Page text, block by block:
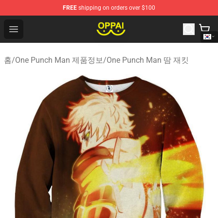
FREE shipping on orders over $100
Open menu
Oppai Store - Official Oppai Merchandise Shop
홈/One Punch Man 제품정보/One Punch Man 땀 재킷